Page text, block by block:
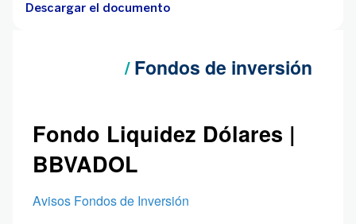
Descargar el documento